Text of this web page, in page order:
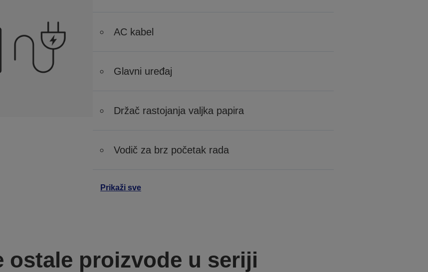
AC kabel
Glavni uređaj
Držač rastojanja valjka papira
Vodič za brz početak rada
Prikaži sve
ostale proizvode u seriji